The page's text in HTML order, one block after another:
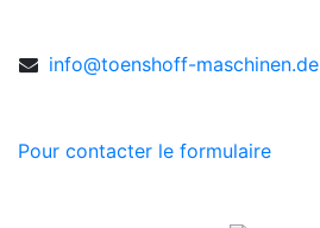
info@toenshoff-maschinen.de
Pour contacter le formulaire